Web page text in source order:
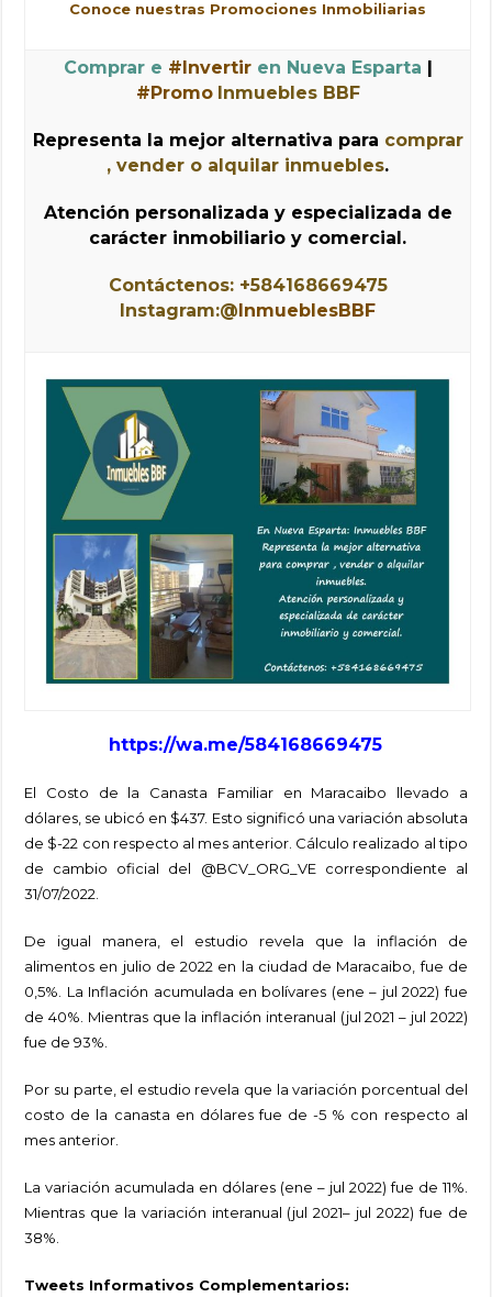
ubicó
Conoce nuestras Promociones Inmobiliarias
Comprar e #Invertir en Nueva Esparta |
#Promo Inmuebles BBF
Representa la mejor alternativa para comprar
, vender o alquilar inmuebles.
Atención personalizada y especializada de
carácter inmobiliario y comercial.
Contáctenos: +584168669475
Instagram:@InmueblesBBF
https://wa.me/584168669475
El Costo de la Canasta Familiar en Maracaibo llevado a
dólares, se ubicó en $437. Esto significó una variación absoluta
de $-22 con respecto al mes anterior. Cálculo realizado al tipo
de cambio oficial del @BCV_ORG_VE correspondiente al
31/07/2022.
De igual manera, el estudio revela que la inflación de
alimentos en julio de 2022 en la ciudad de Maracaibo, fue de
0,5%. La Inflación acumulada en bolívares (ene – jul 2022) fue
de 40%. Mientras que la inflación interanual (jul 2021 – jul 2022)
fue de 93%.
Por su parte, el estudio revela que la variación porcentual del
costo de la canasta en dólares fue de -5 % con respecto al
mes anterior.
La variación acumulada en dólares (ene – jul 2022) fue de 11%.
Mientras que la variación interanual (jul 2021– jul 2022) fue de
38%.
Tweets Informativos Complementarios: